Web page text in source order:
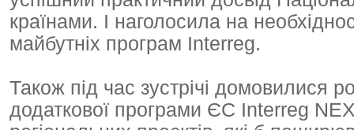
країнами. І наголосила на
майбутніх програм Interreg.
Також під час зустрічі домовилися
додаткової програми ЄС Interreg